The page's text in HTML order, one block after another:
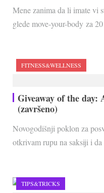
Mene zanima da li imate vi
glede move-your-body za
FITNESS&WELLNESS
Giveaway of the day:
(završeno)
Novogodišnji poklon za
otkrivam rupu na saksiji i
TIPS&TRICKS